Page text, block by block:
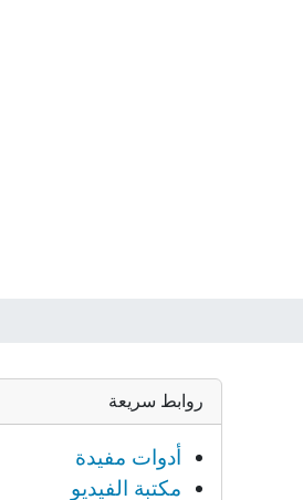
روابط سريعة
أدوات مفيدة
مكتبة الفيديو